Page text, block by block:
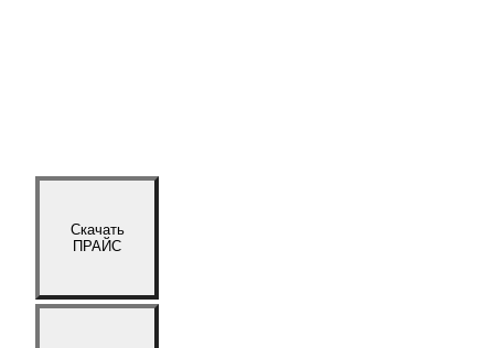
Скачать
ПРАЙС